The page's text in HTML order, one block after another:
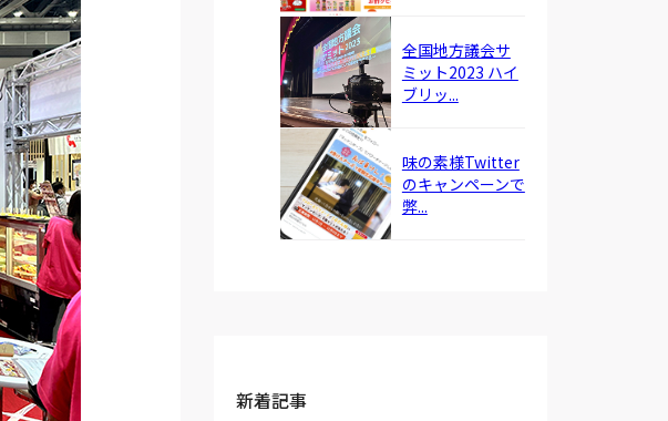
全国地方議会サ
ミット2023 ハイ
ブリッ...
味の素様Twitter
のキャンペーンで
弊...
新着記事